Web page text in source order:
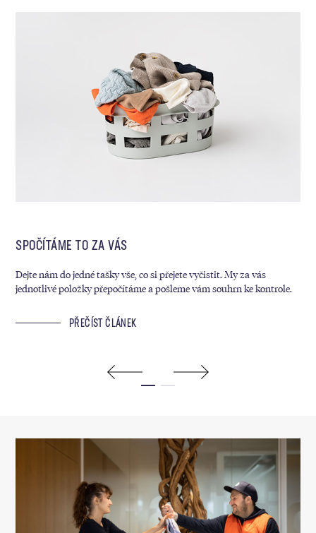
SPOČÍTÁME TO ZA VÁS
Dejte nám do jedné tašky vše, co si přejete vyčistit. My za vás
jednotlivé položky přepočítáme a pošleme vám souhrn ke kontrole.
PŘEČÍST ČLÁNEK